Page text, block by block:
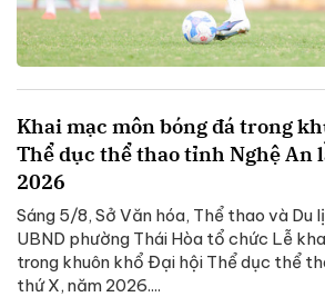
Khai mạc môn bóng đá trong
Thể dục thể thao tỉnh Nghệ An
2026
Sáng 5/8, Sở Văn hóa, Thể thao và Du
UBND phường Thái Hòa tổ chức Lễ
trong khuôn khổ Đại hội Thể dục thể
thứ X, năm 2026....